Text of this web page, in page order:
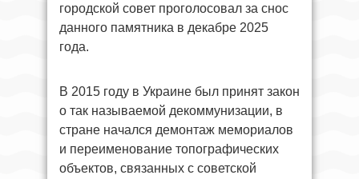
городской совет проголосовал за снос
данного памятника в декабре 2025
года.
В 2015 году в Украине был принят закон
о так называемой декоммунизации, в
стране начался демонтаж мемориалов
и переименование топографических
объектов, связанных с советской